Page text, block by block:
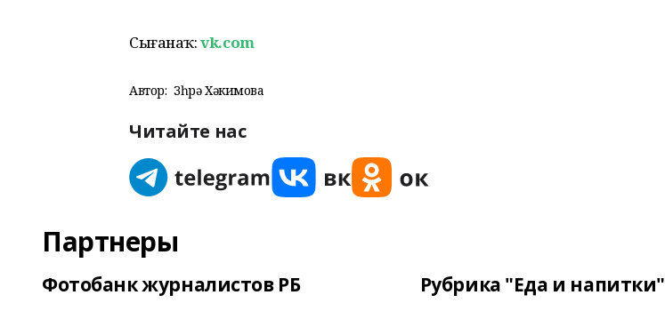
Сығанаҡ:vk.com
Автор: Зөһрә Хәкимова
Читайте нас
Партнеры
Фотобанк журналистов РБ Рубрика "Еда и напитки"